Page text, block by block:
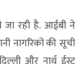
रही है. आईबी ने
नागरिकों की सूची